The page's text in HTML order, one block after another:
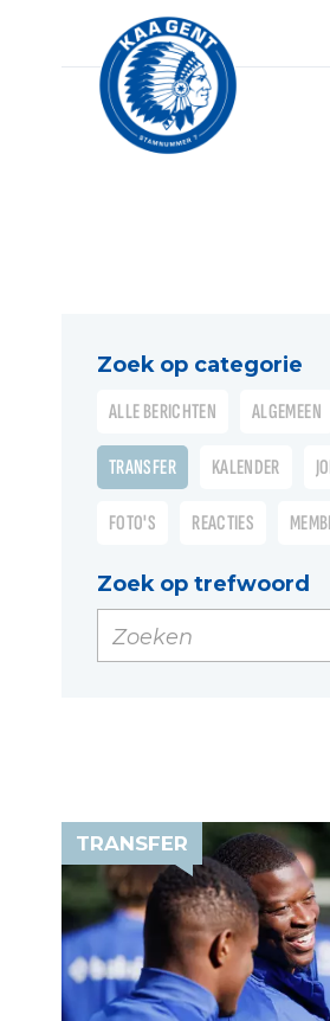
Zoek op categorie
ALLE BERICHTEN
ALGEMEEN
TRANSFER KALENDER
FOTO'S REACTIES
Zoek op trefwoord
TRANSFER